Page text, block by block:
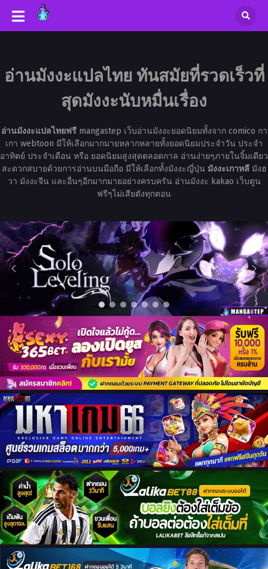
อ่านมังงะแปลไทย ทันสมัยที่รวดเร็วที่
สุดมังงะนับหมื่นเรื่อง
อ่านมังงะแปลไทยฟรีmangastep เว็บอ่านมังงะยอดนิยมทั้งจาก comico กา
เกา webtoon มีให้เลือกมากมายหลากหลายทั้งยอดนิยมประจำวัน ประจำ
อาทิตย์ ประจำเดือน หรือ ยอดนิยมสูงสุดตลอดกาล อ่านง่ายๆภายในจิ้มเดียว
สะดวกสบายด้วยการอ่านบนมือถือ มีให้เลือกทั้งมังงะญี่ปุ่น มังงะเกาหลีมังฮ
วา มังงะจีน และอื่นๆอีกมากมายอย่างครบครัน อ่านมังงะ kakao เว็บตูน
ฟรีๆไม่เสียตังทุกตอน